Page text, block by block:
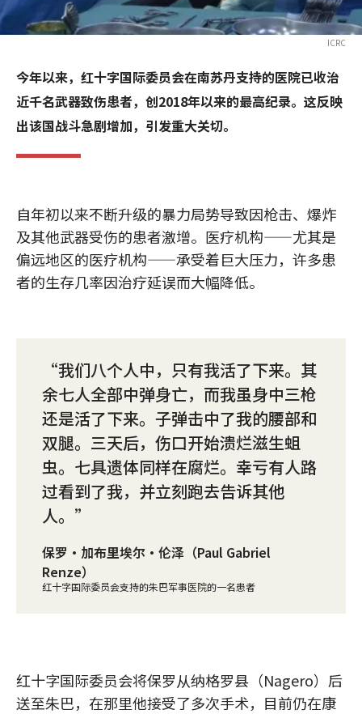
ICRC
今年以来，红十字国际委员会在南苏丹支持的医院已收治
近千名武器致伤患者，创2018年以来的最高纪录。这反映
出该国战斗急剧增加，引发重大关切。
自年初以来不断升级的暴力局势导致因枪击、爆炸
及其他武器受伤的患者激增。医疗机构——尤其是
偏远地区的医疗机构——承受着巨大压力，许多患
者的生存几率因治疗延误而大幅降低。
我们八个人中，只有我活了下来。其
余七人全部中弹身亡，而我虽身中三枪
还是活了下来。子弹击中了我的腰部和
双腿。三天后，伤口开始溃烂滋生蛆
虫。七具遗体同样在腐烂。幸亏有人路
过看到了我，并立刻跑去告诉其他
人。
保罗·加布里埃尔·伦泽（Paul Gabriel
Renze）
红十字国际委员会支持的朱巴军事医院的一名患者
红十字国际委员会将保罗从纳格罗县（Nagero）后
送至朱巴，在那里他接受了多次手术，目前仍在康